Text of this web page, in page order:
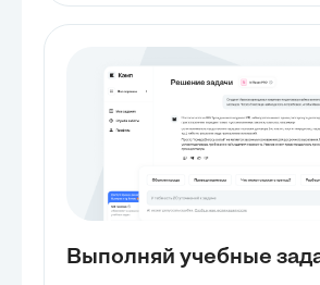
Выполняй учебные